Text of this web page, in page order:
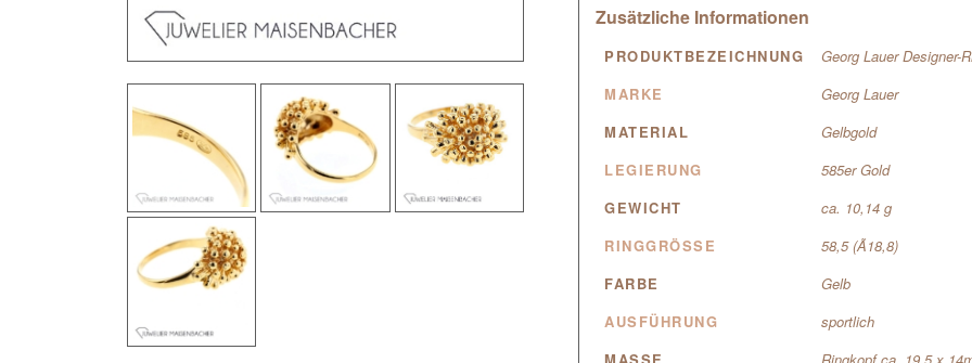
Zusätzliche Informationen
PRODUKTBEZEICHNUNG
Georg Lauer Designer-
MARKE
Georg Lauer
MATERIAL
Gelbgold
LEGIERUNG
585er Gold
GEWICHT
ca. 10,14 g
RINGGRÖSSE
58,5 (Ã18,8)
FARBE
Gelb
AUSFÜHRUNG
sportlich